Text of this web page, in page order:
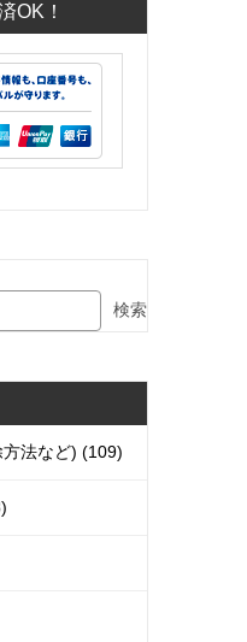
OK！
検索
法など) (109)